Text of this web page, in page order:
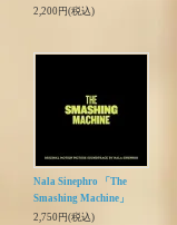
2,200円(税込)
Nala Sinephro 「The
Smashing Machine」
2,750円(税込)